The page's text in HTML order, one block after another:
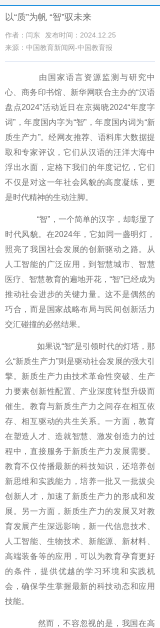
以“质”为帆 “智”驭未来
作者：闫东
发布时间：2024.12.25
来源：中国教育新闻网-中国教育报
由国家语言资源监测与研究中
心、商务印书馆、新华网联合主办的“汉语
盘点2024”活动近日在京揭晓2024“年度字
词”，年度国内字为“智”，年度国内词为“新
质生产力”。经网友推荐、语料库大数据提
取和专家评议，它们从汉语的汪洋大海中
浮出水面，定格下我们的年度记忆，它们
不仅是对这一年社会风貌的高度凝练，更
是时代精神的生动注脚。
“智”，一个简单的汉字，却彰显了
时代风貌。在2024年，它如同一盏明灯，
照亮了我国社会发展的创新驱动之路。从
人工智能的广泛应用，到智慧城市、智慧
医疗、智慧教育的遍地开花，“智”已经成为
推动社会进步的关键力量。这不是偶然的
巧合，而是国家战略布局与民间创新活力
交汇碰撞的必然结果。
如果说“智”是引领时代的灯塔，那
么“新质生产力”则是驱动社会发展的强大引
擎。新质生产力由技术革命性突破、生产
力要素创新性配置、产业深度转型升级而
催生。教育与新质生产力之间存在相互依
存、相互驱动的共生关系。一方面，教育
在塑造人才、造就智慧、激发创造力的过
程中，直接服务于新质生产力发展需要。
教育不仅传播最新的科技知识，还培养创
新思维和实践能力，培养一批又一批拔尖
创新人才，加速了新质生产力的形成和发
展。另一方面，新质生产力的发展又对教
育发展产生深远影响，新一代信息技术、
人工智能、生物技术、新能源、新材料、
高端装备等的应用，可以为教育孕育更好
的条件，提供优越的学习环境和实践机
会，确保学生掌握最新的科技动态和应用
技能。
然而，不容忽视的是，我国在高